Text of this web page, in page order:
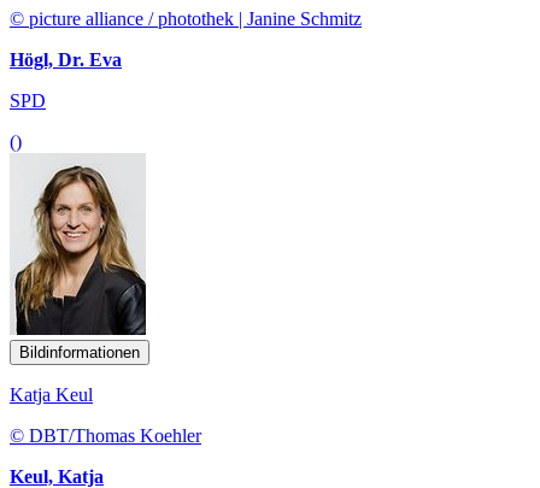
© picture alliance / photothek | Janine Schmitz
Högl, Dr. Eva
SPD
()
Bildinformationen
Katja Keul
© DBT/Thomas Koehler
Keul, Katja